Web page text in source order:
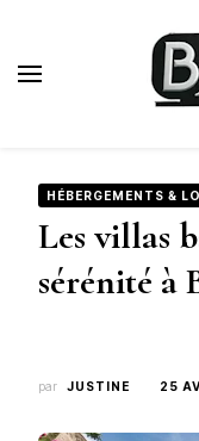
HÉBERGEMENTS &
Les villas
sérénité à
par JUSTINE 25